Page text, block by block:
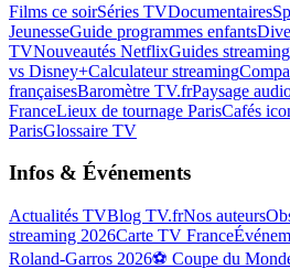
Films ce soirSéries TVDocumentaires
JeunesseGuide programmes enfants
TVNouveautés NetflixGuides streaming
vs Disney+Calculateur streaming
françaisesBaromètre TV.frPaysage
FranceLieux de tournage ParisCafés
ParisGlossaire TV
Infos & Événements
Actualités TVBlog TV.frNos auteurs
streaming 2026Carte TV France
Roland-Garros 2026⚽ Coupe du